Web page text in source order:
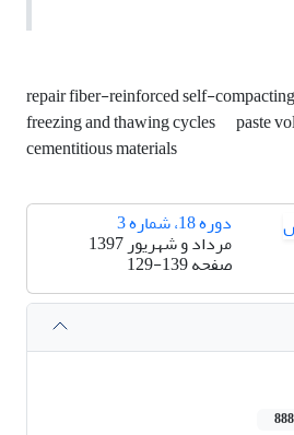
repair fiber-reinforced self-
freezing and thawing cycles
paste
cementitious materials
دوره 18، شماره 3
مرداد و شهریور 1397
صفحه129-139